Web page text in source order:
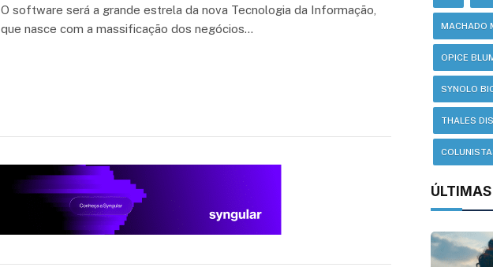
O software será a grande estrela da nova Tecnologia da Informação,
que nasce com a massificação dos negócios…
MACHADO
OPICE
SYNOLO
THALES